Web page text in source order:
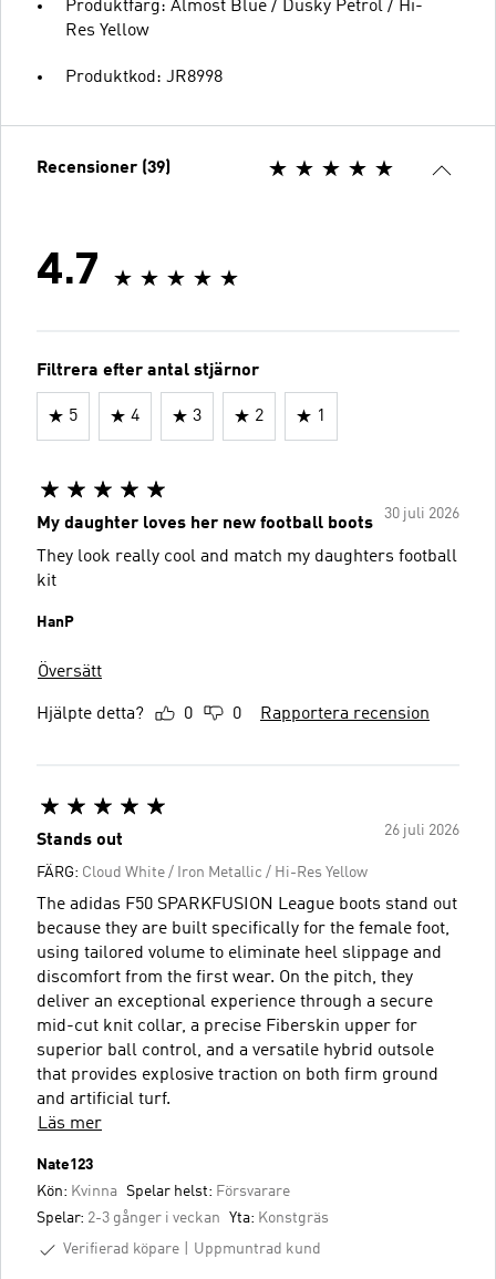
Produktfärg: Almost Blue / Dusky Petrol / Hi-
Res Yellow
Produktkod: JR8998
Recensioner (39)
4.7
Filtrera efter antal stjärnor
5 4 3 2 1
30 juli 2026
My daughter loves her new football boots
They look really cool and match my daughters football
kit
HanP
Översätt
Hjälpte detta? 0 0 Rapportera recension
26 juli 2026
Stands out
FÄRG: Cloud White / Iron Metallic / Hi-Res Yellow
The adidas F50 SPARKFUSION League boots stand out
because they are built specifically for the female foot,
using tailored volume to eliminate heel slippage and
discomfort from the first wear. On the pitch, they
deliver an exceptional experience through a secure
mid-cut knit collar, a precise Fiberskin upper for
superior ball control, and a versatile hybrid outsole
that provides explosive traction on both firm ground
and artificial turf.
Läs mer
Nate123
Kön: Kvinna Spelar helst: Försvarare
Spelar: 2-3 gånger i veckan Yta: Konstgräs
Verifierad köpare
Uppmuntrad kund